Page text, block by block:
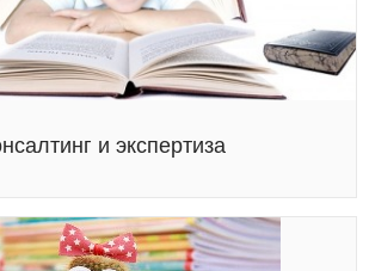
и экспертиза